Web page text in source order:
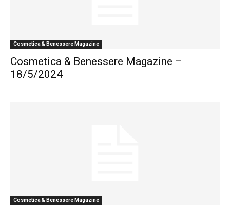
Cosmetica & Benessere Magazine
Cosmetica & Benessere Magazine –
18/5/2024
Cosmetica & Benessere Magazine